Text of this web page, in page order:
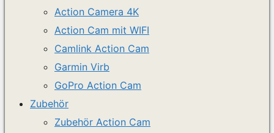
Action Camera 4K
Action Cam mit WIFI
Camlink Action Cam
Garmin Virb
GoPro Action Cam
Zubehör
Zubehör Action Cam